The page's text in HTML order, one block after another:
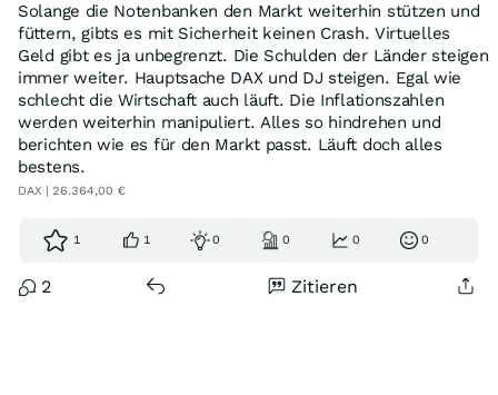
Solange die Notenbanken den Markt weiterhin stützen und
füttern, gibts es mit Sicherheit keinen Crash. Virtuelles
Geld gibt es ja unbegrenzt. Die Schulden der Länder steigen
immer weiter. Hauptsache DAX und DJ steigen. Egal wie
schlecht die Wirtschaft auch läuft. Die Inflationszahlen
werden weiterhin manipuliert. Alles so hindrehen und
berichten wie es für den Markt passt. Läuft doch alles
bestens.
DAX | 26.364,00 €
1 1 0 0 0 0
2 Zitieren